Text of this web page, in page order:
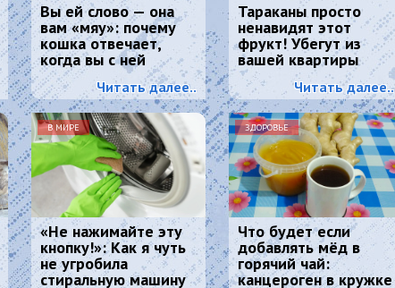
Вы ей слово — она
вам «мяу»: почему
кошка отвечает,
когда вы с ней
разговариваете
Читать далее..
Тараканы просто
ненавидят этот
фрукт! Убегут из
вашей квартиры
навсегда
Читать далее..
В МИРЕ
«Не нажимайте эту
кнопку!»: Как я чуть
не угробила
стиральную машину
ЗДОРОВЬЕ
Что будет если
добавлять мёд в
горячий чай:
канцероген в кружке